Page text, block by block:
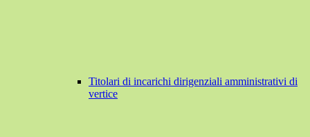
Titolari di incarichi dirigenziali amministrativi di
vertice